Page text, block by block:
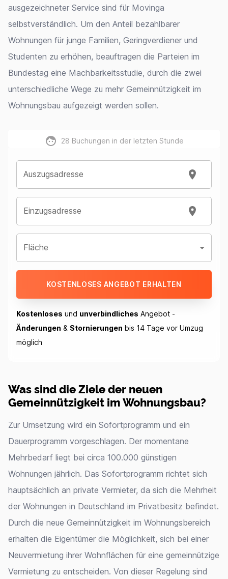
ausgezeichneter Service sind für Movinga
selbstverständlich. Um den Anteil bezahlbarer
Wohnungen für junge Familien, Geringverdiener und
Studenten zu erhöhen, beauftragen die Parteien im
Bundestag eine Machbarkeitsstudie, durch die zwei
unterschiedliche Wege zu mehr Gemeinnützigkeit im
Wohnungsbau aufgezeigt werden sollen.
28 Buchungen in der letzten Stunde
Auszugsadresse
Einzugsadresse
Fläche
KOSTENLOSES ANGEBOT ERHALTEN
Kostenloses und unverbindliches Angebot -
Änderungen & Stornierungen bis 14 Tage vor Umzug
möglich
Was sind die Ziele der neuen
Gemeinnützigkeit im Wohnungsbau?
Zur Umsetzung wird ein Sofortprogramm und ein
Dauerprogramm vorgeschlagen. Der momentane
Mehrbedarf liegt bei circa 100.000 günstigen
Wohnungen jährlich. Das Sofortprogramm richtet sich
hauptsächlich an private Vermieter, da sich die Mehrheit
der Wohnungen in Deutschland im Privatbesitz befindet.
Durch die neue Gemeinnützigkeit im Wohnungsbereich
erhalten die Eigentümer die Möglichkeit, sich bei einer
Neuvermietung ihrer Wohnflächen für eine gemeinnützige
Vermietung zu entscheiden. Von dieser Regelung sind